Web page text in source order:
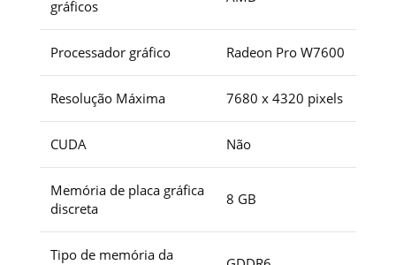
gráficos
Processador gráfico Radeon Pro W7600
Resolução Máxima 7680 x 4320 pixels
CUDA Não
Memória de placa gráfica
discreta
8 GB
Tipo de memória da